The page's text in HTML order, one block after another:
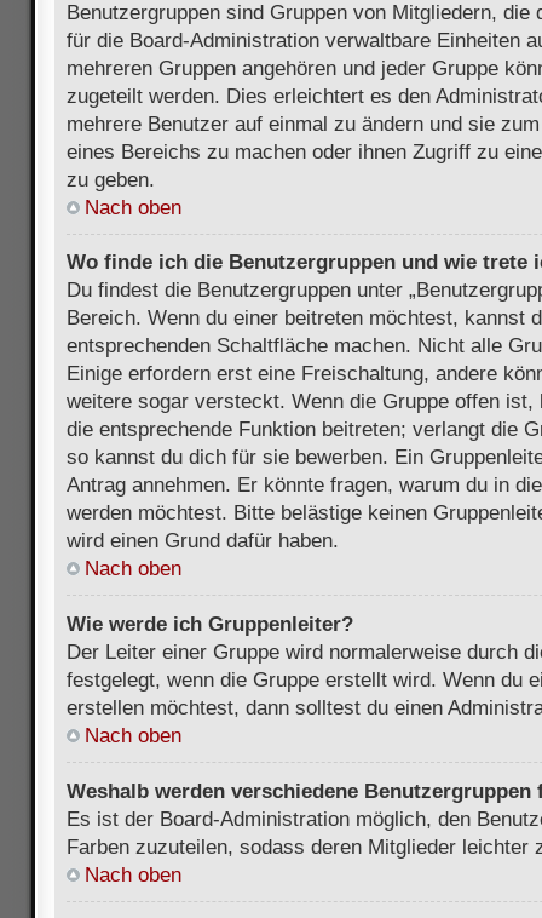
Benutzergruppen sind Gruppen von Mitgliedern, die
für die Board-Administration verwaltbare Einheiten
mehreren Gruppen angehören und jeder Gruppe
zugeteilt werden. Dies erleichtert es den
mehrere Benutzer auf einmal zu ändern und sie
eines Bereichs zu machen oder ihnen Zugriff zu
zu geben.
Nach oben
Wo finde ich die Benutzergruppen und wie trete
Du findest die Benutzergruppen unter
Bereich. Wenn du einer beitreten möchtest, kannst
entsprechenden Schaltfläche machen. Nicht alle
Einige erfordern erst eine Freischaltung, andere
weitere sogar versteckt. Wenn die Gruppe offen
die entsprechende Funktion beitreten; verlangt die
so kannst du dich für sie bewerben. Ein
Antrag annehmen. Er könnte fragen, warum du in
werden möchtest. Bitte belästige keinen
wird einen Grund dafür haben.
Nach oben
Wie werde ich Gruppenleiter?
Der Leiter einer Gruppe wird normalerweise durch
festgelegt, wenn die Gruppe erstellt wird. Wenn du
erstellen möchtest, dann solltest du einen
Nach oben
Weshalb werden verschiedene
Es ist der Board-Administration möglich, den
Farben zuzuteilen, sodass deren Mitglieder leichter
Nach oben